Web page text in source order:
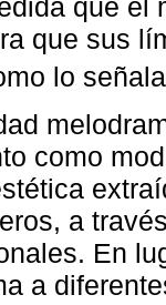
que el
que sus
lo
como
a
En
a